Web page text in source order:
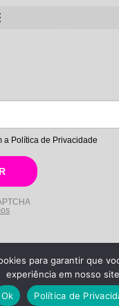
k
Copyright © 2026 BWS IoT
por HyTrade
para garantir que
experiência em nosso
Ok
Política de